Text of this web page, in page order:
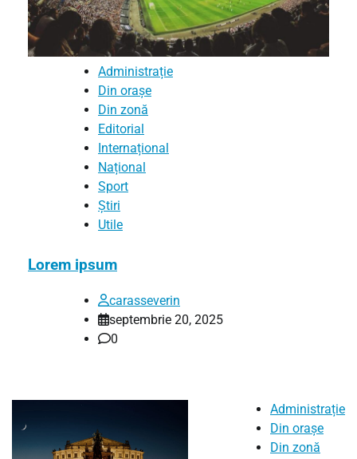
Administrație
Din orașe
Din zonă
Editorial
Internațional
Național
Sport
Știri
Utile
Lorem ipsum
carasseverin
septembrie 20, 2025
0
Administrație
Din orașe
Din zonă